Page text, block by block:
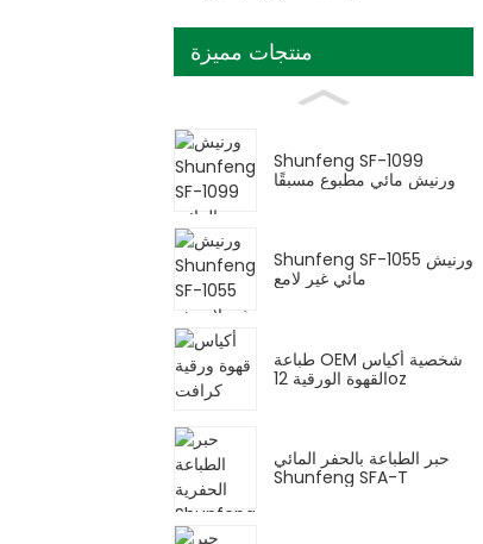
منتجات مميزة
Shunfeng SF-1099
ورنيش مائي مطبوع مسبقًا
Shunfeng SF-1055 ورنيش
مائي غير لامع
طباعة OEM شخصية أكياس
القهوة الورقية 12oz
حبر الطباعة بالحفر المائي
Shunfeng SFA-T